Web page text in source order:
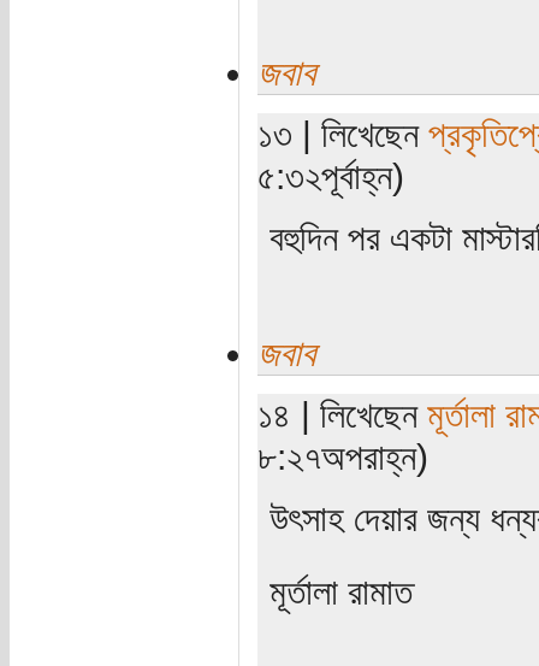
জবাব
১৩ | লিখেছেন
৫:৩২পূর্বাহ্ন)
বহুদিন পর একটা
জবাব
১৪ | লিখেছেন মূর্তালা
৮:২৭অপরাহ্ন)
উৎসাহ দেয়ার জন্য
মূর্তালা রামাত